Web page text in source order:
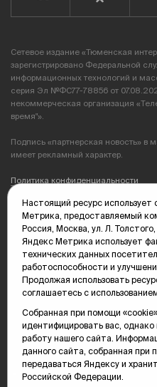
Сетевое издание «Тюменская
зарегистрировано Федеральной
информационных технологий и
серия Эл №ФС77-78856 от
некоммерческая организация
время"».
Подпись «партнерская новость» в
имеет рекламный характер.
Политика конфиденциальности
Редакция: 625035, Тюмень, пр.
(3452) 68-89-05
edit@vsluh.ru
Главный редактор: Панкина Т.Ю.
kika@vsluh.ru
По вопросам рекламы:
(3452) 68-89-78
kotovaev@sibinformburo.ru
mim@vsluh.ru
Настоящий ресурс использует
Метрика, предоставляемый
Россия, Москва, ул. Л.
Яндекс Метрика использует
технических данных
работоспособности и
Продолжая использовать
соглашаетесь с
Собранная при помощи
идентифицировать вас,
работу нашего сайта.
данного сайта, собранная при
передаваться Яндексу и
Российской Федерации.